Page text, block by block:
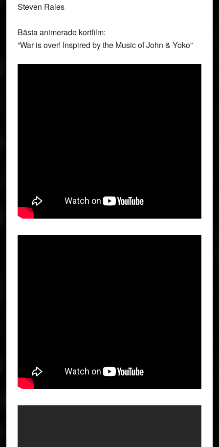
Steven Rales
Bästa animerade kortfilm:
”War is over! Inspired by the Music of John & Yoko”